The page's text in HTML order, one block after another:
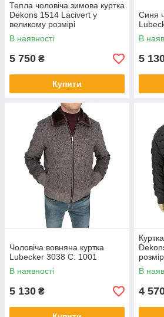
Тепла чоловіча зимова куртка
Dekons 1514 Lacivert у
великому розмірі
В наявності
5 750 ₴
Купити
Синя
В
5
Чоловіча вовняна куртка
Lubecker 3038 C: 1001
В наявності
5 130 ₴
В
4